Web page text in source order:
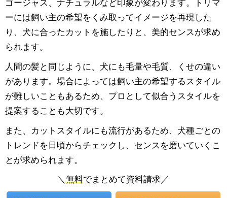
ゴージャス、ナチュラルなど印象が変わります。トリマ
ーには飼い主の希望をくみ取ってイメージを再現した
り、犬に合ったカットを施したりと、美的センスが求め
られます。
人間の髪と同じように、犬にも毛量や毛質、くせの違い
があります。場合によっては飼い主の希望するスタイル
が難しいこともあるため、プロとして似合うスタイルを
提案することも大切です。
また、カットスタイルにも流行があるため、犬種ごとの
トレンドを日頃からチェックし、センスを磨いていくこ
とが求められます。
＼無料でまとめて資料請求／